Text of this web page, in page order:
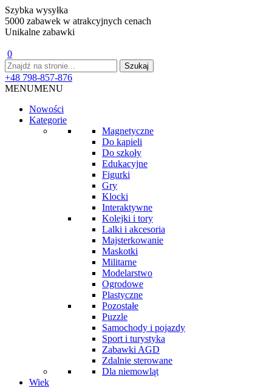
Szybka wysyłka
5000 zabawek w atrakcyjnych cenach
Unikalne zabawki
0
+48 798-857-876
MENUMENU
Nowości
Kategorie
Magnetyczne
Do kąpieli
Do szkoły
Edukacyjne
Figurki
Gry
Klocki
Interaktywne
Kolejki i tory
Lalki i akcesoria
Majsterkowanie
Maskotki
Militarne
Modelarstwo
Ogrodowe
Plastyczne
Pozostałe
Puzzle
Samochody i pojazdy
Sport i turystyka
Zabawki AGD
Zdalnie sterowane
Dla niemowląt
Wiek